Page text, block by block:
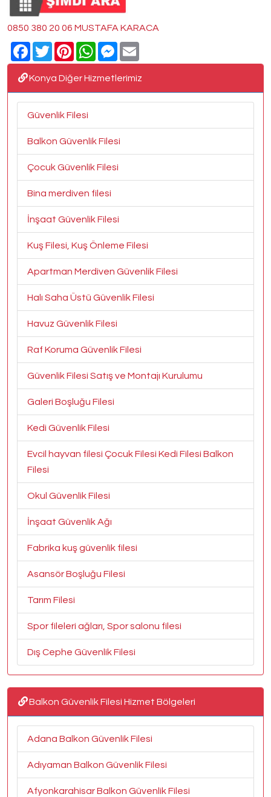
0850 380 20 06 MUSTAFA KARACA
Facebook
TwitterPinterestWhatsAppMessenger
Konya Diğer Hizmetlerimiz
Güvenlik Filesi
Balkon Güvenlik Filesi
Çocuk Güvenlik Filesi
Bina merdiven filesi
İnşaat Güvenlik Filesi
Kuş Filesi, Kuş Önleme Filesi
Apartman Merdiven Güvenlik Filesi
Halı Saha Üstü Güvenlik Filesi
Havuz Güvenlik Filesi
Raf Koruma Güvenlik Filesi
Güvenlik Filesi Satış ve Montajı Kurulumu
Galeri Boşluğu Filesi
Kedi Güvenlik Filesi
Evcil hayvan filesi Çocuk Filesi Kedi Filesi Balkon
Filesi
Okul Güvenlik Filesi
İnşaat Güvenlik Ağı
Fabrika kuş güvenlik filesi
Asansör Boşluğu Filesi
Tarım Filesi
Spor fileleri ağları, Spor salonu filesi
Dış Cephe Güvenlik Filesi
Balkon Güvenlik Filesi Hizmet Bölgeleri
Adana Balkon Güvenlik Filesi
Adıyaman Balkon Güvenlik Filesi
Afyonkarahisar Balkon Güvenlik Filesi